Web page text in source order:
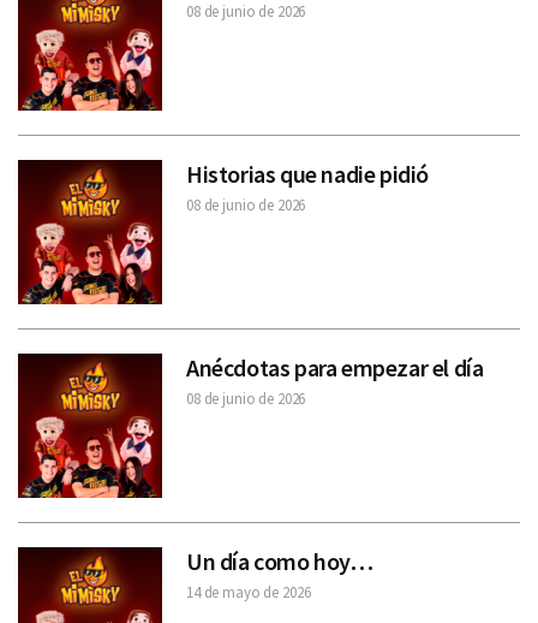
08 de junio de 2026
Historias que nadie pidió
08 de junio de 2026
Anécdotas para empezar el día
08 de junio de 2026
Un día como hoy…
14 de mayo de 2026